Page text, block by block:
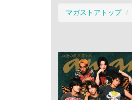
マガストアトップ